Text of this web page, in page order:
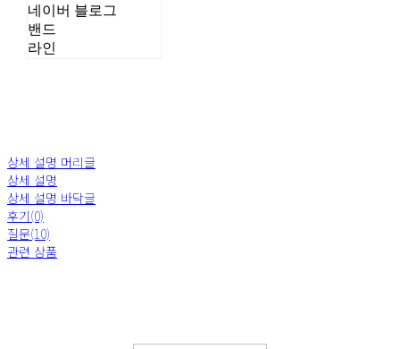
네이버 블로그
밴드
라인
상세 설명 머리글
상세 설명
상세 설명 바닥글
후기(0)
질문(10)
관련 상품